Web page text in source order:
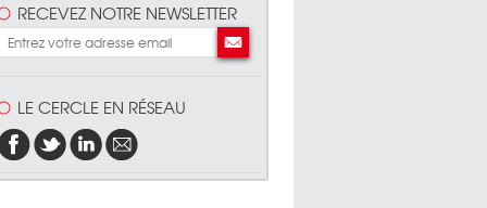
RECEVEZ NOTRE NEWSLETTER
LE CERCLE EN RÉSEAU